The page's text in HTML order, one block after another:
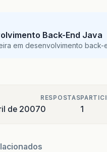
Back-End Java
em desenvolvimento
de 2007
RESPOSTAS
0 1